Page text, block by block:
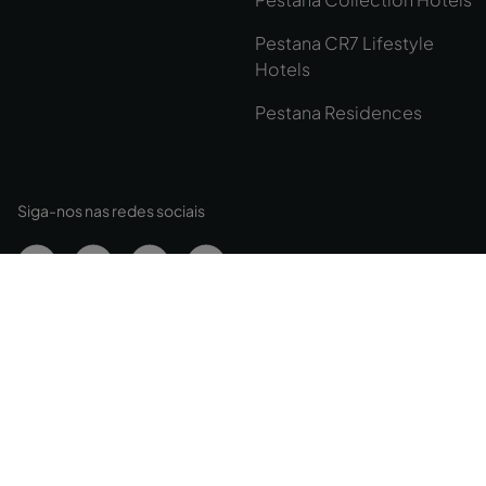
Siga-nos nas redes sociais
Pestana CR7 Lifestyle
Hotels
Pestana Residences